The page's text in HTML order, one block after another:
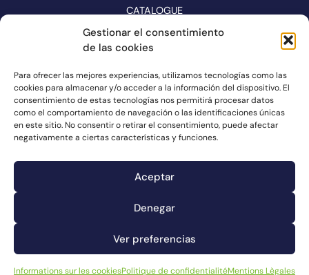
Gestionar el consentimiento
de las cookies
Para ofrecer las mejores experiencias, utilizamos tecnologías como las
cookies para almacenar y/o acceder a la información del dispositivo. El
consentimiento de estas tecnologías nos permitirá procesar datos
como el comportamiento de navegación o las identificaciones únicas
en este sitio. No consentir o retirar el consentimiento, puede afectar
negativamente a ciertas características y funciones.
Aceptar
Denegar
Ver preferencias
Informations sur les cookiesPolitique de confidentialitéMentions Lègales
CATALOGUE
SUIVEZ-NOUS SUR LES RÉSEAUX
Canal de plaintes
Mentions Lègales